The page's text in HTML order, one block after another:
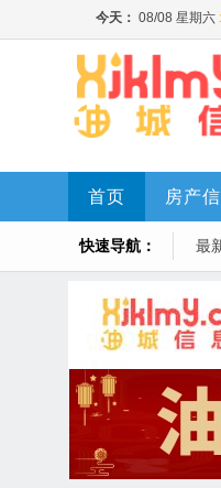
首页 房产
快速导航： 最